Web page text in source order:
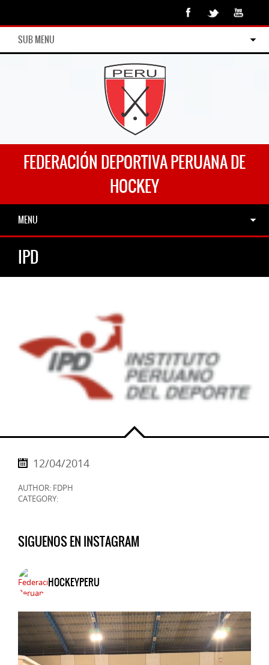
SUB MENU
FEDERACIÓN DEPORTIVA PERUANA DE
HOCKEY
MENU
IPD
12/04/2014
AUTHOR: FDPH
CATEGORY:
SIGUENOS EN INSTAGRAM
HOCKEYPERU